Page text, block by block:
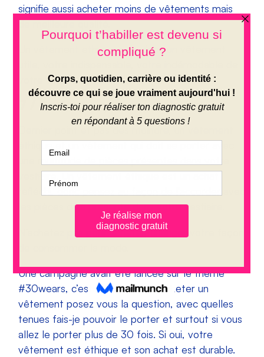
signifie aussi acheter moins de vêtements mais
de meilleure qualité.
Un vêtement éthique sera donc un vêtement
votre vestiaire.
7 / Porter ce que vous achetez
Dernier point et pas des moindre, un vêtement
éthique et un vêtement qui doit se porter avec
vestiaire. Un vêtement éthique est un achat
les pièces déjà présente dans votre vestiaire.
N’achetez pas pour acheter, changer votre façon
Une campagne avait été lancée sur le thème
#30wears, c’est à dire avant d’acheter un
vêtement posez vous la question, avec quelles
tenues fais-je pouvoir le porter et surtout si vous
allez le porter plus de 30 fois. Si oui, votre
vêtement est éthique et son achat est durable.